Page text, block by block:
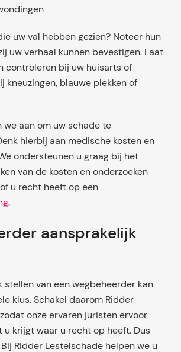
uw val hebben gezien? Noteer hun
uw verhaal kunnen bevestigen. Laat
controleren bij uw huisarts of
kneuzingen, blauwe plekken of
aan om uw schade te
hierbij aan medische kosten en
ondersteunen u graag bij het
van de kosten en onderzoeken
u recht heeft op een
.
aansprakelijk
stellen van een wegbeheerder kan
klus. Schakel daarom Ridder
onze ervaren juristen ervoor
u krijgt waar u recht op heeft. Dus
Ridder Lestelschade helpen we u